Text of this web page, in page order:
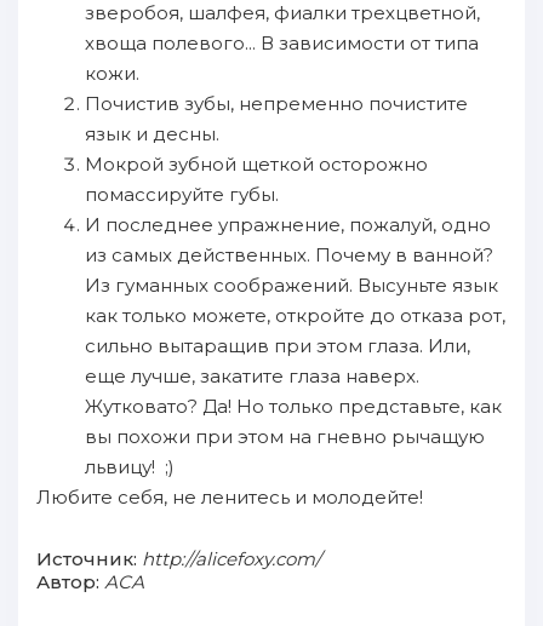
зверобоя, шалфея, фиалки трехцветной,
хвоща полевого... В зависимости от типа
кожи.
Почистив зубы, непременно почистите
язык и десны.
Мокрой зубной щеткой осторожно
помассируйте губы.
И последнее упражнение, пожалуй, одно
из самых действенных. Почему в ванной?
Из гуманных соображений. Высуньте язык
как только можете, откройте до отказа рот,
сильно вытаращив при этом глаза. Или,
еще лучше, закатите глаза наверх.
Жутковато? Да! Но только представьте, как
вы похожи при этом на гневно рычащую
львицу! ;)
Любите себя, не ленитесь и молодейте!
Источник: http://alicefoxy.com/
Автор: АСА